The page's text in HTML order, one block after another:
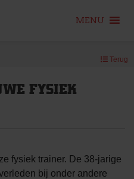
MENU
Terug
FYSIEK
fysiek trainer. De 38-jarige
bij onder andere